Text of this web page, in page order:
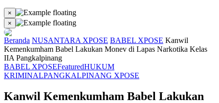
×
×
Beranda NUSANTARA XPOSE BABEL XPOSE Kanwil
Kemenkumham Babel Lakukan Monev di Lapas Narkotika Kelas
IIA Pangkalpinang
BABEL XPOSEFeaturedHUKUM
KRIMINALPANGKALPINANG XPOSE
Kanwil Kemenkumham Babel Lakukan